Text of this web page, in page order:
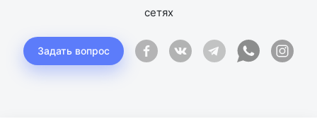
сетях
Задать вопрос